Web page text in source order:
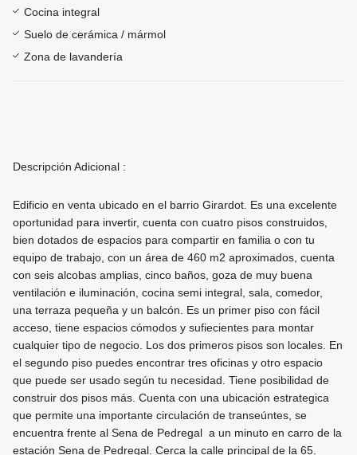
Cocina integral
Suelo de cerámica / mármol
Zona de lavandería
Descripción Adicional :
Edificio en venta ubicado en el barrio Girardot. Es una excelente
oportunidad para invertir, cuenta con cuatro pisos construidos,
bien dotados de espacios para compartir en familia o con tu
equipo de trabajo, con un área de 460 m2 aproximados, cuenta
con seis alcobas amplias, cinco baños, goza de muy buena
ventilación e iluminación, cocina semi integral, sala, comedor,
una terraza pequeña y un balcón. Es un primer piso con fácil
acceso, tiene espacios cómodos y sufiecientes para montar
cualquier tipo de negocio. Los dos primeros pisos son locales. En
el segundo piso puedes encontrar tres oficinas y otro espacio
que puede ser usado según tu necesidad. Tiene posibilidad de
construir dos pisos más. Cuenta con una ubicación estrategica
que permite una importante circulación de transeúntes, se
encuentra frente al Sena de Pedregal a un minuto en carro de la
estación Sena de Pedregal. Cerca la calle principal de la 65.